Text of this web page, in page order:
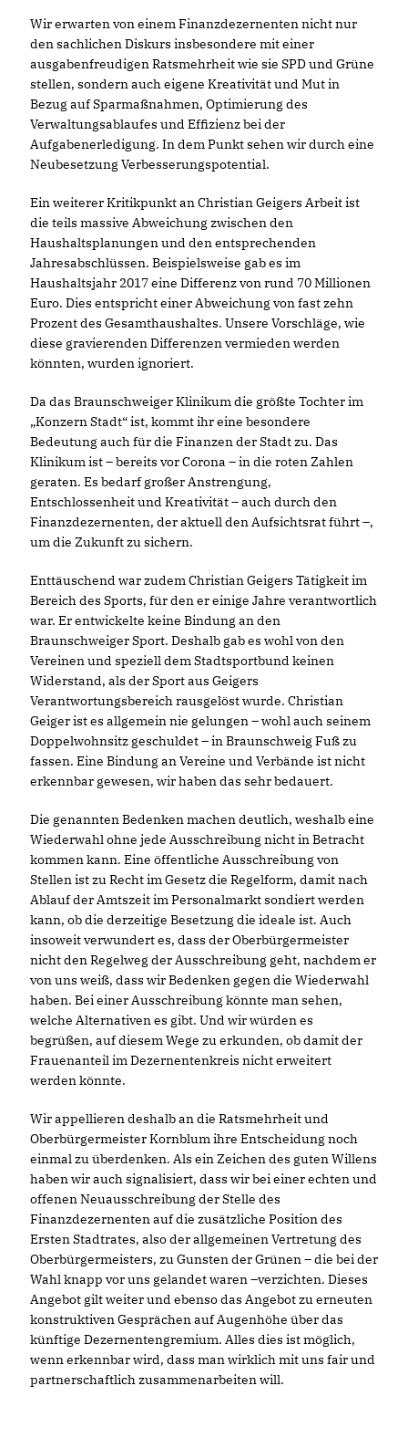
Wir erwarten von einem Finanzdezernenten nicht nur
den sachlichen Diskurs insbesondere mit einer
ausgabenfreudigen Ratsmehrheit wie sie SPD und Grüne
stellen, sondern auch eigene Kreativität und Mut in
Bezug auf Sparmaßnahmen, Optimierung des
Verwaltungsablaufes und Effizienz bei der
Aufgabenerledigung. In dem Punkt sehen wir durch eine
Neubesetzung Verbesserungspotential.
Ein weiterer Kritikpunkt an Christian Geigers Arbeit ist
die teils massive Abweichung zwischen den
Haushaltsplanungen und den entsprechenden
Jahresabschlüssen. Beispielsweise gab es im
Haushaltsjahr 2017 eine Differenz von rund 70 Millionen
Euro. Dies entspricht einer Abweichung von fast zehn
Prozent des Gesamthaushaltes. Unsere Vorschläge, wie
diese gravierenden Differenzen vermieden werden
könnten, wurden ignoriert.
Da das Braunschweiger Klinikum die größte Tochter im
Konzern Stadt“ ist, kommt ihr eine besondere
Bedeutung auch für die Finanzen der Stadt zu. Das
Klinikum ist – bereits vor Corona – in die roten Zahlen
geraten. Es bedarf großer Anstrengung,
Entschlossenheit und Kreativität – auch durch den
Finanzdezernenten, der aktuell den Aufsichtsrat führt –,
um die Zukunft zu sichern.
Enttäuschend war zudem Christian Geigers Tätigkeit im
Bereich des Sports, für den er einige Jahre verantwortlich
war. Er entwickelte keine Bindung an den
Braunschweiger Sport. Deshalb gab es wohl von den
Vereinen und speziell dem Stadtsportbund keinen
Widerstand, als der Sport aus Geigers
Verantwortungsbereich rausgelöst wurde. Christian
Geiger ist es allgemein nie gelungen – wohl auch seinem
Doppelwohnsitz geschuldet – in Braunschweig Fuß zu
fassen. Eine Bindung an Vereine und Verbände ist nicht
erkennbar gewesen, wir haben das sehr bedauert.
Die genannten Bedenken machen deutlich, weshalb eine
Wiederwahl ohne jede Ausschreibung nicht in Betracht
kommen kann. Eine öffentliche Ausschreibung von
Stellen ist zu Recht im Gesetz die Regelform, damit nach
Ablauf der Amtszeit im Personalmarkt sondiert werden
kann, ob die derzeitige Besetzung die ideale ist. Auch
insoweit verwundert es, dass der Oberbürgermeister
nicht den Regelweg der Ausschreibung geht, nachdem er
von uns weiß, dass wir Bedenken gegen die Wiederwahl
haben. Bei einer Ausschreibung könnte man sehen,
welche Alternativen es gibt. Und wir würden es
begrüßen, auf diesem Wege zu erkunden, ob damit der
Frauenanteil im Dezernentenkreis nicht erweitert
werden könnte.
Wir appellieren deshalb an die Ratsmehrheit und
Oberbürgermeister Kornblum ihre Entscheidung noch
einmal zu überdenken. Als ein Zeichen des guten Willens
haben wir auch signalisiert, dass wir bei einer echten und
offenen Neuausschreibung der Stelle des
Finanzdezernenten auf die zusätzliche Position des
Ersten Stadtrates, also der allgemeinen Vertretung des
Oberbürgermeisters, zu Gunsten der Grünen – die bei der
Wahl knapp vor uns gelandet waren –verzichten. Dieses
Angebot gilt weiter und ebenso das Angebot zu erneuten
konstruktiven Gesprächen auf Augenhöhe über das
künftige Dezernentengremium. Alles dies ist möglich,
wenn erkennbar wird, dass man wirklich mit uns fair und
partnerschaftlich zusammenarbeiten will.